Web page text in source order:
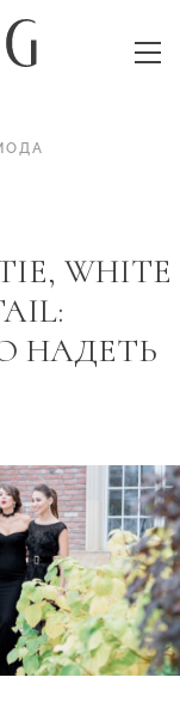
WHITE
НАДЕТЬ